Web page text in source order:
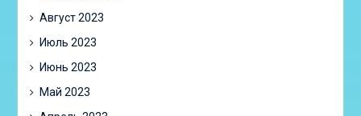
Август 2023
Июль 2023
Июнь 2023
Май 2023